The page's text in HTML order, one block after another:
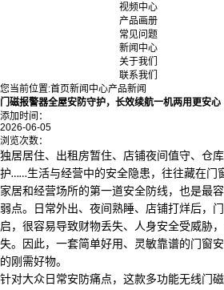
视频中心
产品画册
常见问题
新闻中心
关于我们
联系我们
您当前位置:首页新闻中心产品新闻
门磁报警器全屋安防守护，长效续航一机两用更安心
添加时间：
2026-06-05
浏览次数：
独居居住、出租房暂住、店铺夜间值守、仓
护……生活与经营中的安全隐患，往往藏在门
家居和经营场所的第一道安全防线，也是最
弱点。日常外出、夜间熟睡、店铺打烊后，
启，很容易导致财物丢失、人身安全受威胁
失。因此，一套简单好用、灵敏靠谱的门窗
的刚需好物。
针对大众日常安防痛点，这款多功能无线门